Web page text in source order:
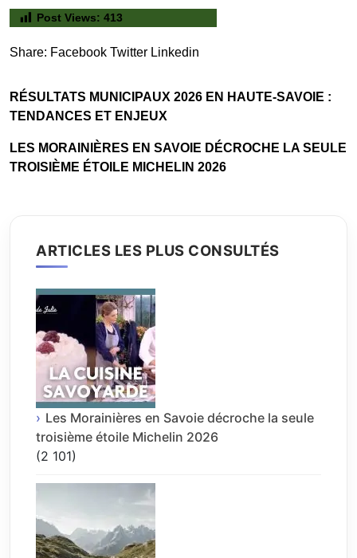
Post Views: 413
Share: Facebook Twitter Linkedin
RÉSULTATS MUNICIPAUX 2026 EN HAUTE-SAVOIE :
TENDANCES ET ENJEUX
LES MORAINIÈRES EN SAVOIE DÉCROCHE LA SEULE
TROISIÈME ÉTOILE MICHELIN 2026
ARTICLES LES PLUS CONSULTÉS
Les Morainières en Savoie décroche la seule
troisième étoile Michelin 2026
(2 101)